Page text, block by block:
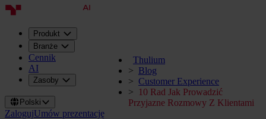
Produkt
Branże
Cennik
AI
Zasoby
Polski
ZalogujUmów prezentację
Thulium
Blog
Customer Experience
10 Rad Jak Prowadzić
Przyjazne Rozmowy Z Klientami